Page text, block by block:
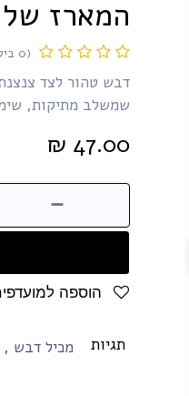
המארז
(0 ביקורת)
דבש טהור לצד
שמשלב מתיקות,
47.00
₪
הוספה
תגיות מכיל דבש ,